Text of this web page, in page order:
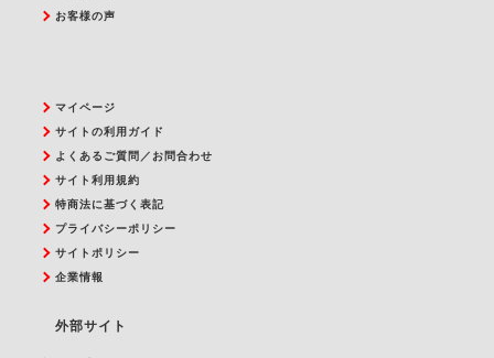
お客様の声
マイページ
サイトの利用ガイド
よくあるご質問／お問合わせ
サイト利用規約
特商法に基づく表記
プライバシーポリシー
サイトポリシー
企業情報
外部サイト